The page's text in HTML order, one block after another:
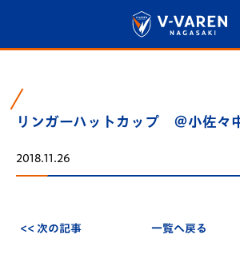
リンガーハットカップ ＠小佐々
2018.11.26
<< 次の記事 一覧へ戻る